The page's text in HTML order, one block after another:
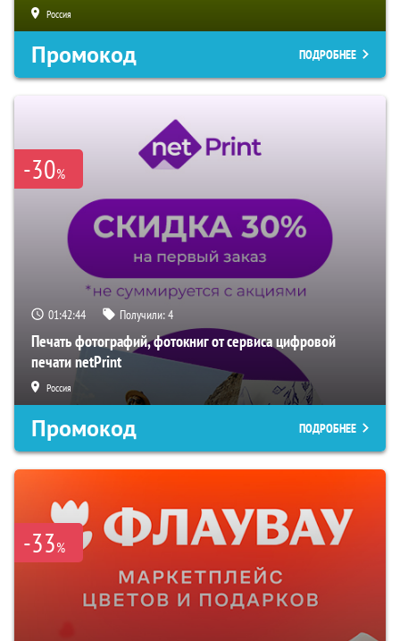
Россия
Промокод ПОДРОБНЕЕ
-30%
01:42:43 Получили:4
Печать фотографий, фотокниг от сервиса цифровой
печати netPrint
Россия
Промокод ПОДРОБНЕЕ
-33%